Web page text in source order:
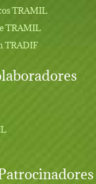
TRAMIL
TRAMIL
TRADIF